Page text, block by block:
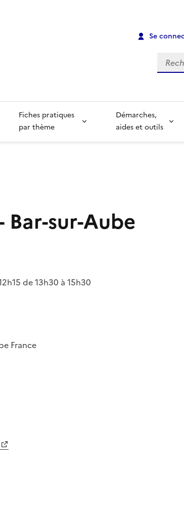
Se
Fiches pratiques
par thème
Démarches,
aides et outils
Bar-sur-Aube
de 13h30 à 15h30
France